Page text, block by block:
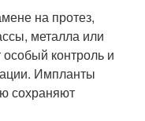
на протез,
металла или
контроль и
Импланты
сохраняют